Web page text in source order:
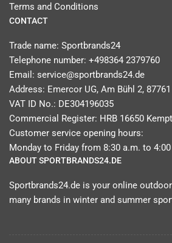
Terms and Conditions
CONTACT
Trade name: Sportbrands24
Telephone number: +498364 2379760
Email: service@sportbrands24.de
Address: Emercor UG, Am Bühl 2,
VAT ID No.: DE304196035
Commercial Register: HRB 16650
Customer service opening hours:
Monday to Friday from 8:30 a.m. to
ABOUT SPORTBRANDS24.DE
Sportbrands24.de is your online
many brands in winter and summer